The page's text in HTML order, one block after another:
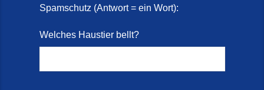
Spamschutz (Antwort = ein Wort):
Welches Haustier bellt?